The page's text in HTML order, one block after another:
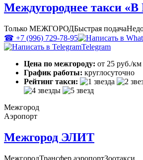
Междугороднее такси
Только МЕЖГОРОДБыстрая подача
☎ +7 (996) 729-78-95
Telegram
Цена по межгороду: от 25 руб./км
График работы: круглосуточно
Рейтинг такси:
Межгород
Аэропорт
Межгород ЭЛИТ
МежгородТрансфер аэропортЗоотакси